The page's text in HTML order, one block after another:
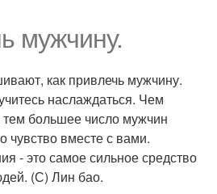
мужчину.
как привлечь мужчину.
наслаждаться. Чем
большее число мужчин
чувство вместе с вами.
- это самое сильное средство
(С) Лин бао.